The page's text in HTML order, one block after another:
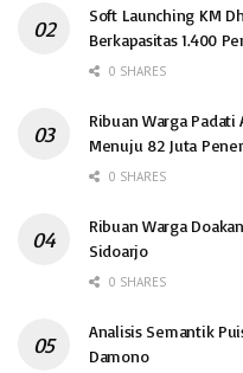
Soft Launching KM
Berkapasitas 1.400
0 SHARES
Ribuan Warga
Menuju 82 Juta
0 SHARES
Ribuan Warga
Sidoarjo
0 SHARES
Analisis Semantik
Damono